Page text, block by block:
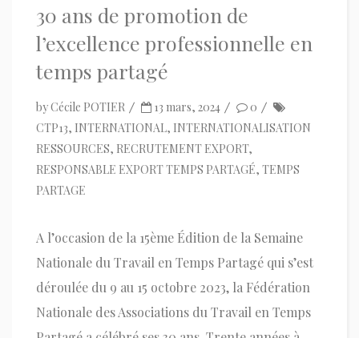
30 ans de promotion de
l’excellence professionnelle en
temps partagé
byCécile POTIER 13 mars, 2024
0
CTP13, INTERNATIONAL, INTERNATIONALISATION
RESSOURCES, RECRUTEMENT EXPORT,
RESPONSABLE EXPORT TEMPS PARTAGÉ, TEMPS
PARTAGE
A l’occasion de la 15ème Édition de la Semaine
Nationale du Travail en Temps Partagé qui s’est
déroulée du 9 au 15 octobre 2023, la Fédération
Nationale des Associations du Travail en Temps